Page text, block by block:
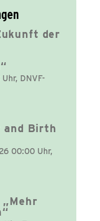
der
DNVF-
and Birth
00:00 Uhr,
„Mehr